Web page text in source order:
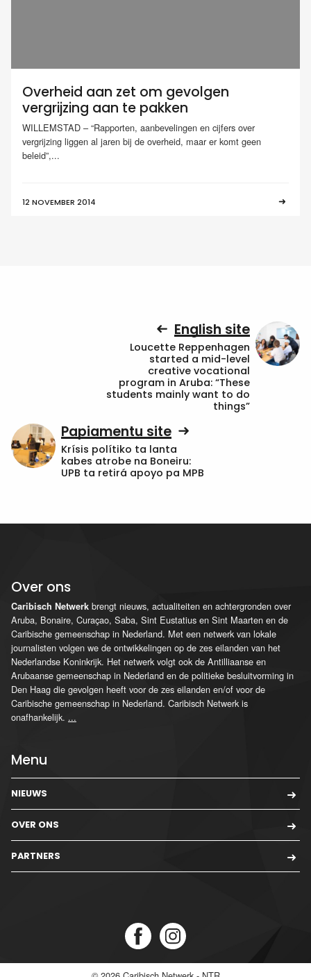
Overheid aan zet om gevolgen
vergrijzing aan te pakken
WILLEMSTAD – “Rapporten, aanbevelingen en cijfers over
vergrijzing liggen al jaren bij de overheid, maar er komt geen
beleid”,...
12 NOVEMBER 2014
English site
Loucette Reppenhagen
started a mid-level
creative vocational
program in Aruba: “These
students mainly want to do
things”
Papiamentu site
Krísis polítiko ta lanta
kabes atrobe na Boneiru:
UPB ta retirá apoyo pa MPB
Over ons
Caribisch Netwerk brengt nieuws, actualiteiten en achtergronden over
Aruba, Bonaire, Curaçao, Saba, Sint Eustatius en Sint Maarten en de
Caribische gemeenschap in Nederland. Met een netwerk van lokale
journalisten volgen we de ontwikkelingen op de zes eilanden van het
Nederlandse Koninkrijk. Het netwerk volgt ook de Antilliaanse en
Arubaanse gemeenschap in Nederland en de politieke besluitvorming in
Den Haag die gevolgen heeft voor de zes eilanden en/of voor de
Caribische gemeenschap in Nederland. Caribisch Netwerk is
onafhankelijk. ...
Menu
NIEUWS
OVER ONS
PARTNERS